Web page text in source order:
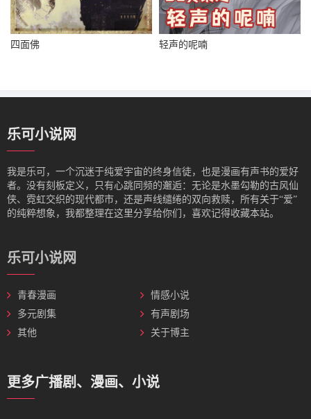
四面佛 轻声的呢喃
乐可小说网
我是‌乐可，一个沉迷于纯爱宇宙的终身信徒，也是漫画有声书的爱好
者。没有刻板定义，只有心跳同频的邂逅：无论是水墨勾勒的古风仙
侠、霓虹交织的现代都市，还是声线缱绻的双向救赎，所有关于“爱”
的纯粹想象，我都整理在这里分享给你们，喜欢记得收藏本站。
乐可小说网
青春漫画
情感小说
多元剧集
有声剧场
其他
关于博主
更多广播剧、漫画、小说